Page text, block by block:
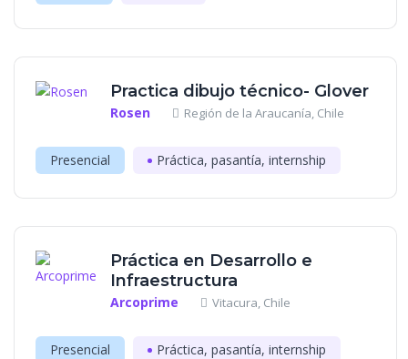
Practica dibujo técnico- Glover
Rosen Región de la Araucanía, Chile
Presencial Práctica, pasantía, internship
Práctica en Desarrollo e
Infraestructura
Arcoprime Vitacura, Chile
Presencial Práctica, pasantía, internship